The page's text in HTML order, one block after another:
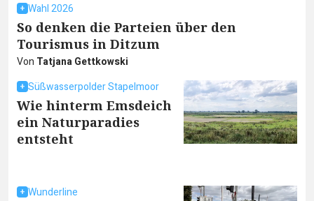
Wahl 2026
So denken die Parteien über den
Tourismus in Ditzum
Von Tatjana Gettkowski
Süßwasserpolder Stapelmoor
Wie hinterm Emsdeich
ein Naturparadies
entsteht
Wunderline